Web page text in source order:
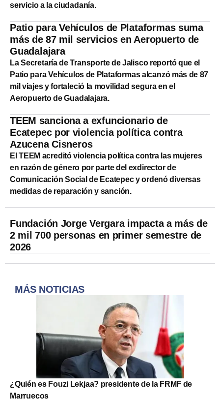
servicio a la ciudadanía.
Patio para Vehículos de Plataformas suma
más de 87 mil servicios en Aeropuerto de
Guadalajara
La Secretaría de Transporte de Jalisco reportó que el
Patio para Vehículos de Plataformas alcanzó más de 87
mil viajes y fortaleció la movilidad segura en el
Aeropuerto de Guadalajara.
TEEM sanciona a exfuncionario de
Ecatepec por violencia política contra
Azucena Cisneros
El TEEM acreditó violencia política contra las mujeres
en razón de género por parte del exdirector de
Comunicación Social de Ecatepec y ordenó diversas
medidas de reparación y sanción.
Fundación Jorge Vergara impacta a más de
2 mil 700 personas en primer semestre de
2026
MÁS NOTICIAS
¿Quién es Fouzi Lekjaa? presidente de la FRMF de
Marruecos